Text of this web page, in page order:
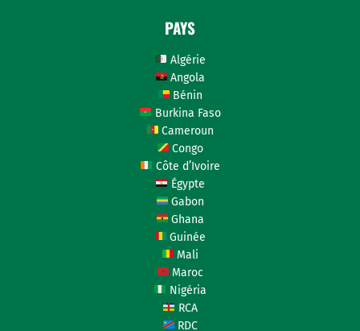
PAYS
Algérie
Angola
Bénin
Burkina Faso
Cameroun
Congo
Côte d’Ivoire
Égypte
Gabon
Ghana
Guinée
Mali
Maroc
Nigéria
RCA
RDC